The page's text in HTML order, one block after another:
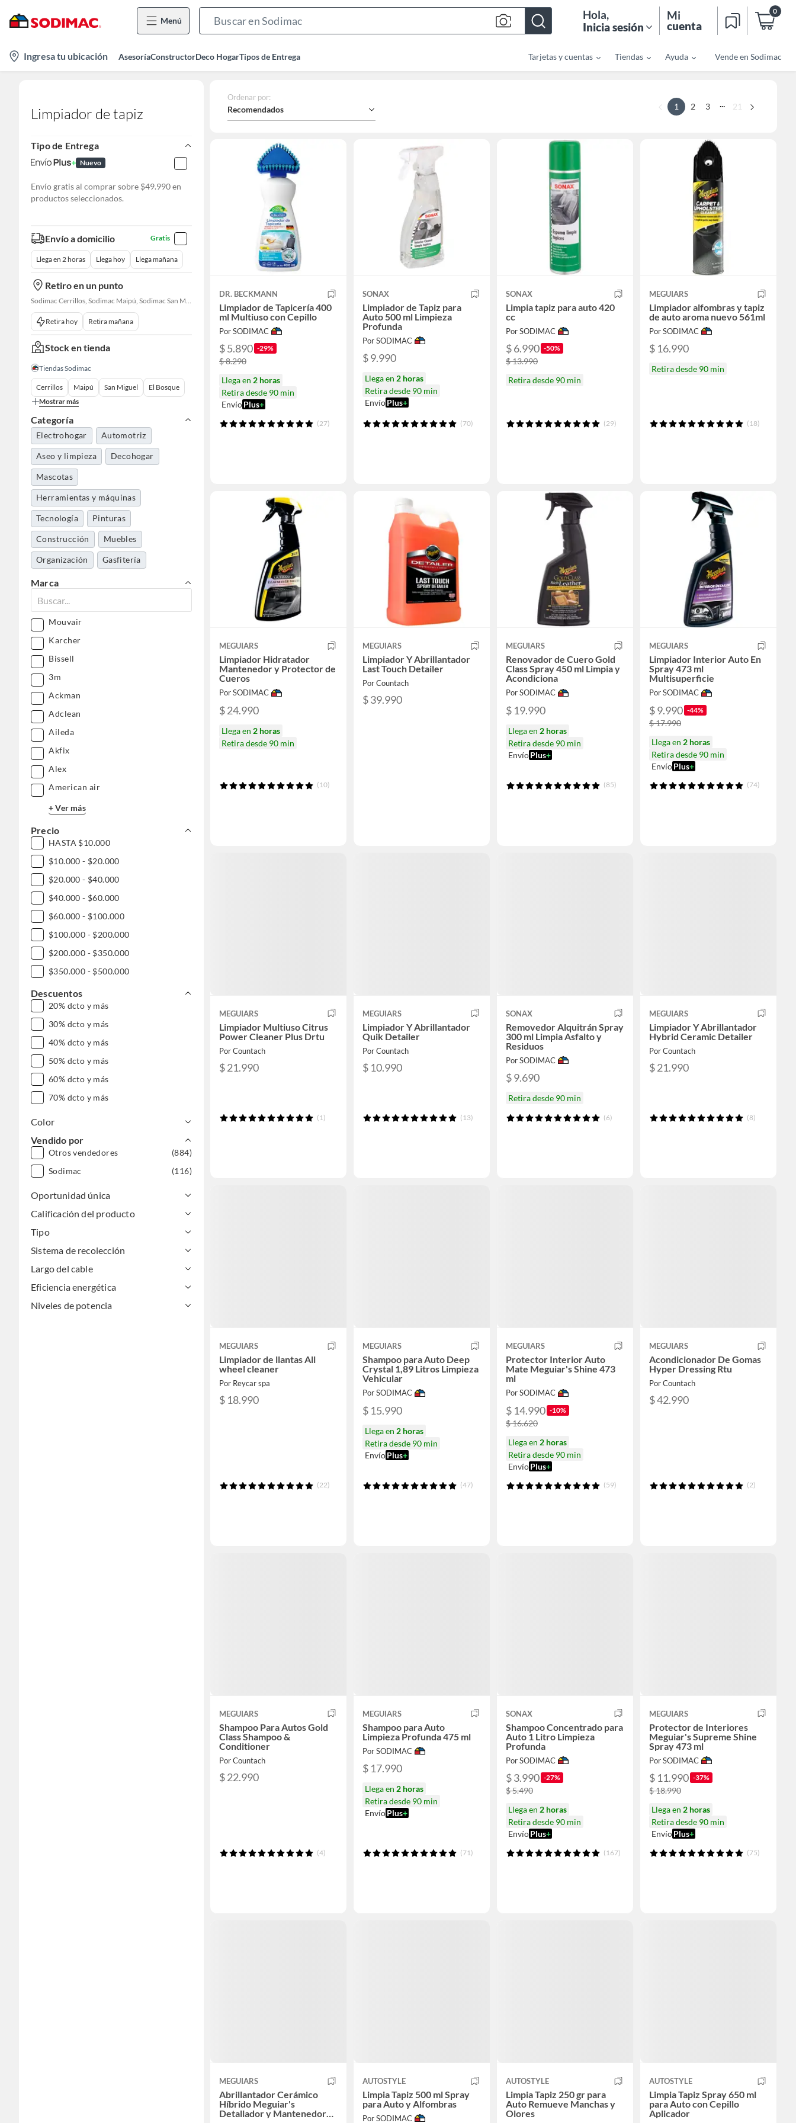
Menú
Bar
Hola,
Inicia sesión
Mi
cuenta
0
location-
icon
Ingresa tu ubicación AsesoríaConstructorDeco HogarTipos de Entrega Tarjetas y cuentas Tiendas Ayuda Vende en Sodimac
Limpiador de tapiz
Tipo de Entrega
Nuevo
Envío gratis al comprar sobre $49.990 en
productos seleccionados.
Envío a domicilio Gratis
Llega en 2 horas Llega hoy Llega mañana
Retiro en un punto
Sodimac Cerrillos, Sodimac Maipú, Sodimac San Miguel, Sodimac El Bosque, Sodimac San Bernardo, Constructor Cantagallo, Sodimac Talagante, Sodimac San Fernando
Retira hoy Retira mañana
Stock en tienda
Tiendas Sodimac
Cerrillos Maipú San Miguel
El Bosque
Mostrar más
Categoría
Electrohogar Automotriz
Aseo y limpieza Decohogar
Mascotas
Herramientas y máquinas
Tecnología Pinturas
Construcción Muebles
Organización Gasfitería
Cocina y baño
Jardín y terraza
Dormitorio
Belleza, higiene y salud
Marca
Mouvair
Karcher
Bissell
3m
Ackman
Adclean
Aileda
Akfix
Alex
American air
+ Ver más
Precio
HASTA $10.000
$10.000 - $20.000
$20.000 - $40.000
$40.000 - $60.000
$60.000 - $100.000
$100.000 - $200.000
$200.000 - $350.000
$350.000 - $500.000
$500.000 - $1.000.000
DESDE $1.000.000
Descuentos
20% dcto y más
30% dcto y más
40% dcto y más
50% dcto y más
60% dcto y más
70% dcto y más
Color
Vendido por
Otros vendedores
(884)
Sodimac
(116)
Oportunidad única
Calificación del producto
Tipo
Sistema de recolección
Largo del cable
Eficiencia energética
Niveles de potencia
Ordenar por:
Recomendados 1 2 3 ... 21
DR. BECKMANN
Limpiador de Tapicería 400
ml Multiuso con Cepillo
Por SODIMAC
$ 5.890 -29%
$ 8.290
Llega en 2 horas
Retira desde 90 min
EnvíoPlus+
(27)
SONAX
Limpiador de Tapiz para
Auto 500 ml Limpieza
Profunda
Por SODIMAC
$ 9.990
Llega en 2 horas
Retira desde 90 min
EnvíoPlus+
(70)
SONAX
Limpia tapiz para auto 420
cc
Por SODIMAC
$ 6.990 -50%
$ 13.990
Retira desde 90 min
(29)
MEGUIARS
Limpiador alfombras y tapiz
de auto aroma nuevo 561ml
Por SODIMAC
$ 16.990
Retira desde 90 min
(18)
MEGUIARS
Limpiador Hidratador
Mantenedor y Protector de
Cueros
Por SODIMAC
$ 24.990
Llega en 2 horas
Retira desde 90 min
(10)
MEGUIARS
Limpiador Y Abrillantador
Last Touch Detailer
Por Countach
$ 39.990
MEGUIARS
Renovador de Cuero Gold
Class Spray 450 ml Limpia y
Acondiciona
Por SODIMAC
$ 19.990
Llega en 2 horas
Retira desde 90 min
EnvíoPlus+
(85)
MEGUIARS
Limpiador Interior Auto En
Spray 473 ml
Multisuperficie
Por SODIMAC
$ 9.990 -44%
$ 17.990
Llega en 2 horas
Retira desde 90 min
EnvíoPlus+
(74)
MEGUIARS
Limpiador Multiuso Citrus
Power Cleaner Plus Drtu
Por Countach
$ 21.990
(1)
MEGUIARS
Limpiador Y Abrillantador
Quik Detailer
Por Countach
$ 10.990
(13)
SONAX
Removedor Alquitrán Spray
300 ml Limpia Asfalto y
Residuos
Por SODIMAC
$ 9.690
Retira desde 90 min
(6)
MEGUIARS
Limpiador Y Abrillantador
Hybrid Ceramic Detailer
Por Countach
$ 21.990
(8)
MEGUIARS
Limpiador de llantas All
wheel cleaner
Por Reycar spa
$ 18.990
(22)
MEGUIARS
Shampoo para Auto Deep
Crystal 1,89 Litros Limpieza
Vehicular
Por SODIMAC
$ 15.990
Llega en 2 horas
Retira desde 90 min
EnvíoPlus+
(47)
MEGUIARS
Protector Interior Auto
Mate Meguiar's Shine 473
ml
Por SODIMAC
$ 14.990 -10%
$ 16.620
Llega en 2 horas
Retira desde 90 min
EnvíoPlus+
(59)
MEGUIARS
Acondicionador De Gomas
Hyper Dressing Rtu
Por Countach
$ 42.990
(2)
MEGUIARS
Shampoo Para Autos Gold
Class Shampoo &
Conditioner
Por Countach
$ 22.990
(4)
MEGUIARS
Shampoo para Auto
Limpieza Profunda 475 ml
Por SODIMAC
$ 17.990
Llega en 2 horas
Retira desde 90 min
EnvíoPlus+
(71)
SONAX
Shampoo Concentrado para
Auto 1 Litro Limpieza
Profunda
Por SODIMAC
$ 3.990 -27%
$ 5.490
Llega en 2 horas
Retira desde 90 min
EnvíoPlus+
(167)
MEGUIARS
Protector de Interiores
Meguiar's Supreme Shine
Spray 473 ml
Por SODIMAC
$ 11.990 -37%
$ 18.990
Llega en 2 horas
Retira desde 90 min
EnvíoPlus+
(75)
MEGUIARS
Abrillantador Cerámico
Híbrido Meguiar's
Detallador y Mantenedor
AUTOSTYLE
Limpia Tapiz 500 ml Spray
para Auto y Alfombras
Por SODIMAC
AUTOSTYLE
Limpia Tapiz 250 gr para
Auto Remueve Manchas y
Olores
AUTOSTYLE
Limpia Tapiz Spray 650 ml
para Auto con Cepillo
Aplicador